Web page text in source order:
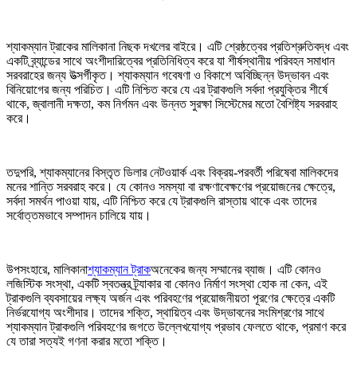
শ্যাকম্যান ট্রাকের মালিকানা নিছক দখলের বাইরে। এটি শ্রেষ্ঠত্বের প্রতিশ্রুতিবদ্ধ এবং
একটি ব্র্যান্ডের সাথে অংশীদারিত্বের প্রতিনিধিত্ব করে যা শীর্ষস্থানীয় পরিবহন সমাধান
সরবরাহের জন্য উত্সর্গীকৃত। শ্যাকম্যান গবেষণা ও বিকাশে অবিচ্ছিন্ন উদ্ভাবন এবং
বিনিয়োগের জন্য পরিচিত। এটি নিশ্চিত করে যে এর ট্রাকগুলি সর্বদা প্রযুক্তির শীর্ষে
থাকে, জ্বালানী দক্ষতা, কম নির্গমন এবং উন্নত সুরক্ষা সিস্টেমের মতো বৈশিষ্ট্য সরবরাহ
করে।
তদুপরি, শ্যাকম্যানের বিস্তৃত ডিলার নেটওয়ার্ক এবং বিক্রয়-পরবর্তী পরিষেবা মালিকদের
মনের শান্তি সরবরাহ করে। যে কোনও সমস্যা বা রক্ষণাবেক্ষণের প্রয়োজনের ক্ষেত্রে,
সর্বদা সমর্থন পাওয়া যায়, এটি নিশ্চিত করে যে ট্রাকগুলি রাস্তায় থাকে এবং তাদের
সর্বোত্তমভাবে সম্পাদন চালিয়ে যায়।
উপসংহারে, মালিকানাশ্যাকম্যান ট্রাকঅনেকের জন্য সম্মানের ব্যাজ। এটি কোনও
লজিস্টিক সংস্থা, একটি স্বতন্ত্র ট্র্যাকার বা কোনও নির্মাণ সংস্থা হোক না কেন, এই
ট্রাকগুলি ব্যবসায়ের লক্ষ্য অর্জন এবং পরিবহণের প্রয়োজনীয়তা পূরণের ক্ষেত্রে একটি
নির্ভরযোগ্য অংশীদার। তাদের শক্তি, স্থায়িত্ব এবং উদ্ভাবনের সংমিশ্রণের সাথে
শ্যাকম্যান ট্রাকগুলি পরিবহণের জগতে উল্লেখযোগ্য প্রভাব ফেলতে থাকে, প্রমাণ করে
যে তারা সত্যই গণনা করার মতো শক্তি।